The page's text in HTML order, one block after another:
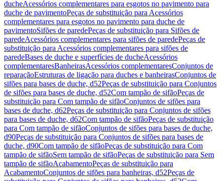
ducheAcessórios complementares para esgotos no pavimento para
duche de pavimentoPeças de substituição para Acessórios
complementares para esgotos no pavimento para duche de
pavimentoSifões de paredePeças de substituição para Sifões de
paredeAcessórios complementares para sifões de paredePeças de
substituição para Acessórios complementares para sifões de
paredeBases de duche e superfícies de ducheAcessórios
complementaresBanheirasAcessórios complementaresConjuntos de
reparaçãoEstruturas de ligação para duches e banheirasConjuntos de
sifões para bases de duche, d52Peças de substituição para Conjuntos
de sifões para bases de duche, d52Com tampão de sifãoPeças de
substituição para Com tampão de sifãoConjuntos de sifões para
bases de duche, d62Peças de substituição para Conjuntos de sifões
para bases de duche, d62Com tampão de sifãoPeças de substituição
para Com tampão de sifãoConjuntos de sifões para bases de duche,
d90Peças de substituição para Conjuntos de sifões para bases de
duche, d90Com tampão de sifãoPeças de substituição para Com
tampão de sifãoSem tampão de sifãoPeças de substituição para Sem
tampão de sifãoAcabamentoPeças de substituição para
AcabamentoConjuntos de sifões para banheiras, d52Peças de